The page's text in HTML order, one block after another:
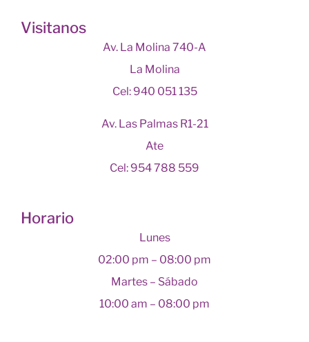
Visitanos
Av. La Molina 740-A
La Molina
Cel: 940 051 135
Av. Las Palmas R1-21
Ate
Cel: 954 788 559
Horario
Lunes
02:00 pm – 08:00 pm
Martes – Sábado
10:00 am – 08:00 pm